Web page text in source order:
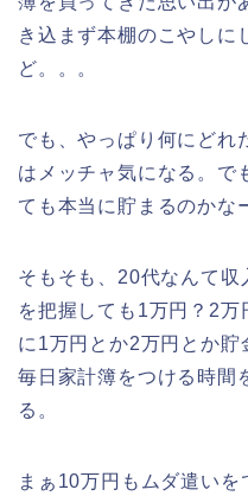
き込まず本棚のこやしに
ど。。。
でも、やっぱり何にどれ
はメッチャ気になる。で
ても本当に貯まるのかな
そもそも、20代なんて収
を把握しても1万円？2
に1万円とか2万円とか貯
毎日家計簿をつける時間
る。
まぁ10万円もムダ遣い